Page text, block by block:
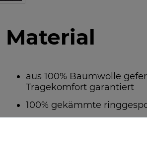
Material
aus 100% Baumwolle
Tragekomfort garantiert
100% gekämmte